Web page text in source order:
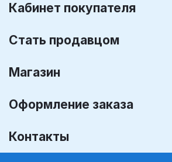
Кабинет покупателя
Стать продавцом
Магазин
Оформление заказа
Контакты